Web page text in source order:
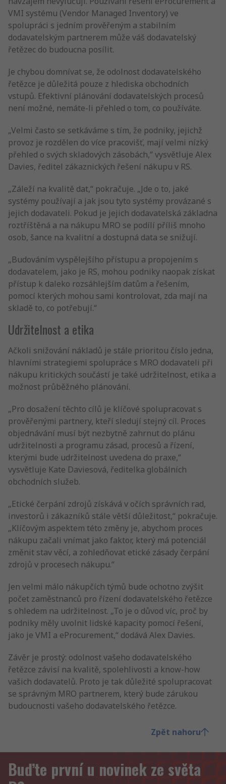
VMI systému (Vendor Managed Inventory) ve
spolupráci s jedním prověřeným a stabilním
dodavatelským partnerem může váš dodavatelský
řetězec do budoucna posílit.
Je chybou domnívat se, že odolnost dodavatelského
řetězce je důležitá pouze z hlediska obchodních
vstupů. Efektivní plánování dodavatelských procesů
není možné, nemáte-li přehled o tom, co používáte.
„Velmi často se setkáváme s tím, že podniky, jejichž
provoz je rozdělen do více pracovišť, mají velmi nízký
přehled o svých skladových zásobách,“ vysvětluje Alex
Davies, ředitel zákaznických řešení nákupu v RS.
„Záleží na kvalitě dat,“ pokračuje. „Jde o to, jaké
systémy používají a jak jsou tyto systémy provázané s
jejich dodavateli. Pokud je jejich dodavatelská základna
roztříštěná a na nákupu MRO se podílí příliš mnoho
osob, šance na kvalitní a dostupná data se snižují.
„Budováním vyspělejšího přístupu a propojením s
dodavatelem, jako je RS, mohou podniky naopak získat
přístup k daleko rozsáhlejším datům a řešením,
pomocí kterých mohou sami kontrolovat, zda mají na
skladě to, co potřebují.“
Udržitelnost a etika
Ačkoli snižování nákladů je stále prioritou číslo jedna,
hlavními strategiemi spolupráce s MRO dodavateli při
nákupu kritických součástí je také udržitelnost, etika a
možnost průběžného plánování.
„Pro dosažení těchto cílů je klíčové spolupracovat s
prověřenými partnery, kteří sledují stejný cíl. Proces
objednávání musí být nezbytně zahrnut do plánu
udržitelnosti a programu zásad, procesů a řízení,
kterými bude udržitelnost uvedena do praxe,“
vysvětluje Kate Daviesová, ředitelka globálních
obchodních služeb.
„Etické čerpání zdrojů získává v očích správních rad,
investorů i zákazníků stále větší důležitost,“ pokračuje.
„Klíčovým aspektem této změny je, abychom proces
nákupu začali vnímat jako faktor, který má potenciál
změnit stav věcí, a zohledňovat etické zásady čerpání
zdrojů v procesech nákupu.“
Jen velmi málo nákupčích týmů bude ochotno zvýšit
počet zaměstnanců pro řízení dodavatelského řetězce
s ohledem na udržitelnost. „To je o důvod víc, proč by
podniky měly uvolnit lidské kapacity pomocí řešení,
jako je VMI a eProcurement,“ dodává Alex Davies.
Závěr je prostý: odolnost vašeho dodavatelského
řetězce závisí na kvalitě, spolehlivosti a know-how
vašich dodavatelů. Proto je tak důležité spolupracovat
se správným MRO partnerem, který bude zárukou
budoucnosti vašeho dodavatelského řetězce.
Zpět nahoru
Buďte první u novinek ze světa